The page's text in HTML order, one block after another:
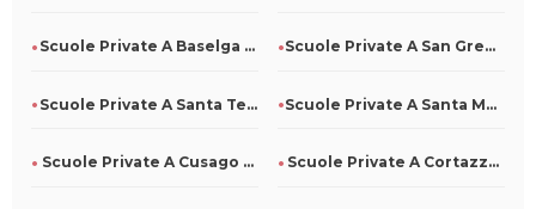
Scuole Private A Baselga Di Pinè Per Tutti Scuole Private A San Gregorio D'Ippona Per Tutti
Scuole Private A Santa Teresa Di Riva Per Tutti Scuole Private A Santa Maria La Carità Per Tutti
Scuole Private A Cusago Per Tutti Scuole Private A Cortazzone Per Tutti